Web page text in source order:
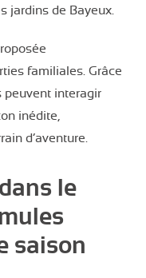
jardins de Bayeux.
familiales. Grâce
peuvent interagir
inédite,
d’aventure.
le
saison